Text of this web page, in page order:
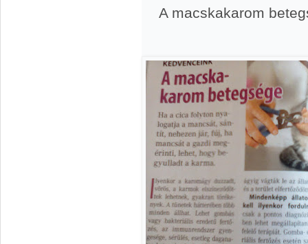
A macskakarom